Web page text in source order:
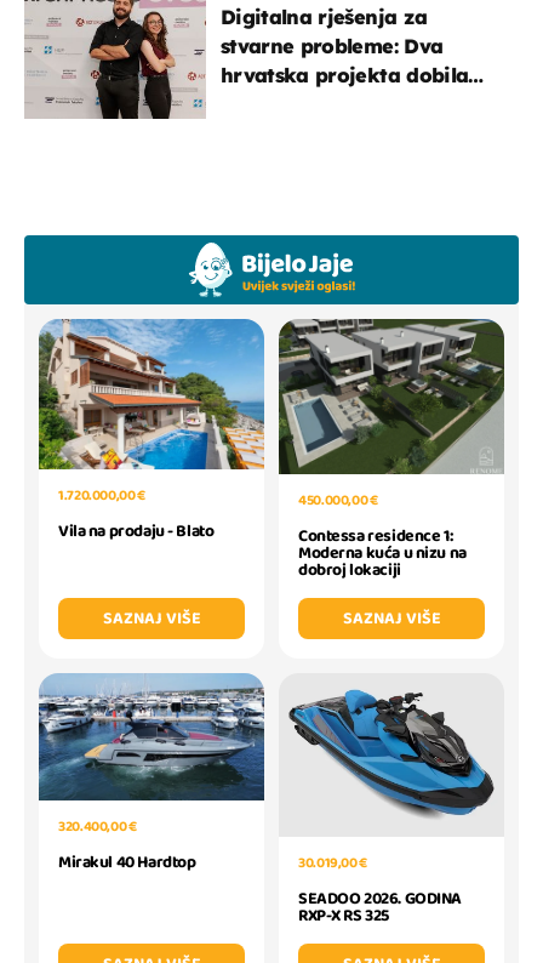
Digitalna rješenja za
stvarne probleme: Dva
hrvatska projekta dobila
1.720.000,00 €
Vila na prodaju - Blato
SAZNAJ VIŠE
450.000,00 €
Contessa residence 1:
Moderna kuća u nizu na
dobroj lokaciji
SAZNAJ VIŠE
320.400,00 €
Mirakul 40 Hardtop 30.019,00 €
SEADOO 2026. GODINA
RXP-X RS 325